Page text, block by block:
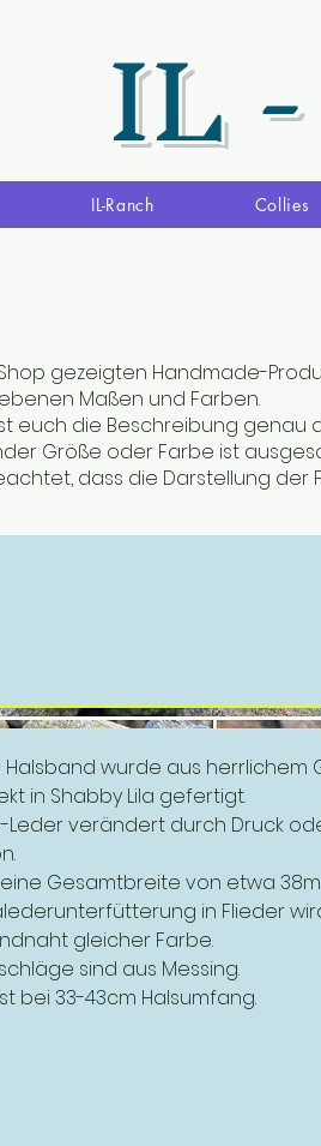
IL
IL-Ranch Collies
gezeigten Handmade-
Maßen und Farben.
euch die Beschreibung genau
Größe oder Farbe ist
dass die Darstellung der
Halsband wurde aus herrlichem
in Shabby Lila gefertigt.
Leder verändert durch Druck
Gesamtbreite von etwa
in Flieder
gleicher Farbe.
sind aus Messing.
bei 33-43cm Halsumfang.